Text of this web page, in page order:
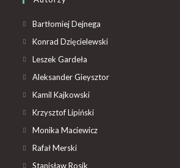
Bartłomiej Dejnega
Konrad Dzięcielewski
Leszek Gardeła
Aleksander Gieysztor
Kamil Kajkowski
Krzysztof Lipiński
Monika Maciewicz
Rafał Merski
Stanisław Rosik